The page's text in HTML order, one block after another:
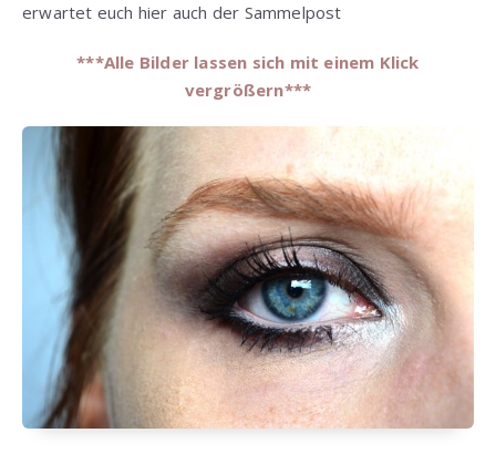
erwartet euch hier auch der Sammelpost
***Alle Bilder lassen sich mit einem Klick
vergrößern***